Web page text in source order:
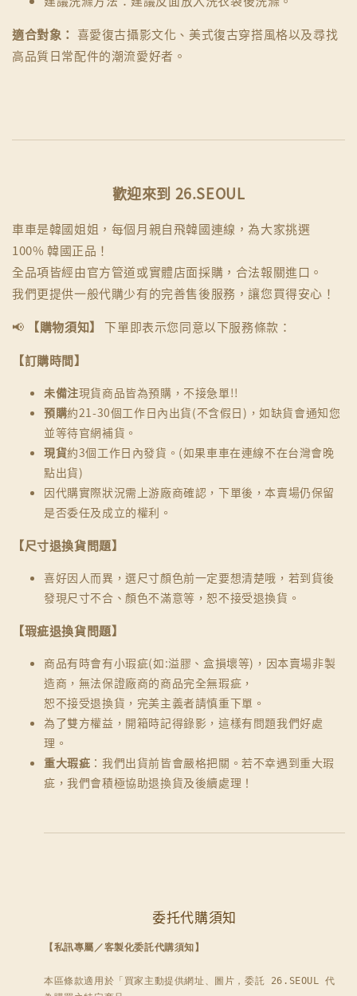
適合對象： 喜愛復古攝影文化、美式復古穿搭風格以及尋找
高品質日常配件的潮流愛好者。
歡迎來到 26.SEOUL
車車是韓國姐姐，每個月親自飛韓國連線，為大家挑選
100% 韓國正品！
全品項皆經由官方管道或實體店面採購，合法報關進口。
我們更提供一般代購少有的完善售後服務，讓您買得安心！
📢
【購物須知】
下單即表示您同意以下服務條款：
【訂購時間】
未備注現貨商品皆為預購，不接急單!!
預購約21-30個工作日內出貨(不含假日)，如缺貨會通知您
並等待官網補貨。
現貨約3個工作日內發貨。(如果車車在連線不在台灣會晚
點出貨)
因代購實際狀況需上游廠商確認，下單後，本賣場仍保留
是否委任及成立的權利。
【尺寸退換貨問題】
喜好因人而異，選尺寸顏色前一定要想清楚哦，若到貨後
發現尺寸不合、顏色不滿意等，恕不接受退換貨。
【瑕疵退換貨問題】
商品有時會有小瑕疵(如:溢膠、盒損壞等)，因本賣場非製
造商，無法保證廠商的商品完全無瑕疵，
恕不接受退換貨，完美主義者請慎重下單。
為了雙方權益，開箱時記得錄影，這樣有問題我們好處
理。
重大瑕疵 ：我們出貨前皆會嚴格把關。若不幸遇到重大瑕
疵，我們會積極協助退換貨及後續處理！
委托代購須知
【私訊專屬／客製化委託代購須知】
本區條款適用於「買家主動提供網址、圖片，委託 26.SEOUL 代